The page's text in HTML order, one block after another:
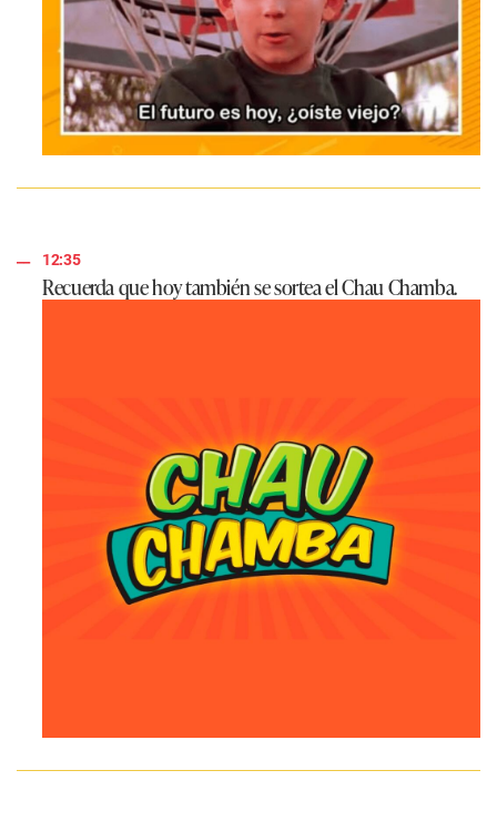
12:35
Recuerda que hoy también se sortea el Chau Chamba.